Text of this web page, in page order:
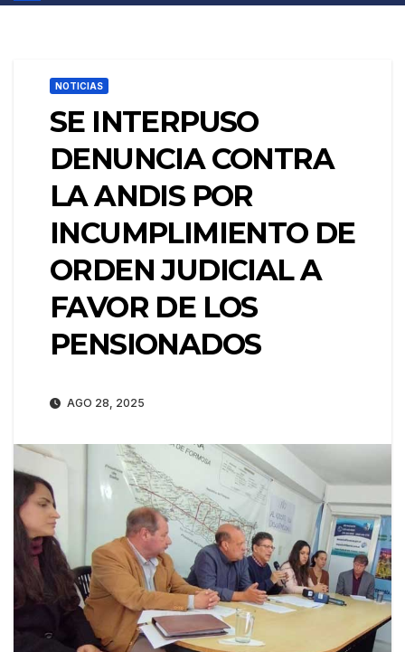
NOTICIAS
SE INTERPUSO
DENUNCIA CONTRA
LA ANDIS POR
INCUMPLIMIENTO DE
ORDEN JUDICIAL A
FAVOR DE LOS
PENSIONADOS
AGO 28, 2025